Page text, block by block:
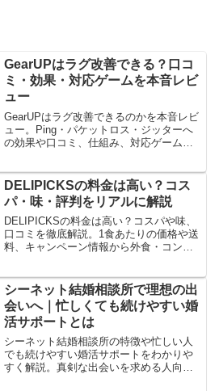
GearUPはラグ改善できる？口コ
ミ・効果・対応ゲームを本音レビ
ュー
GearUPはラグ改善できるのかを本音レビ
ュー。Ping・パケットロス・ジッターへ
の効果や口コミ、仕組み、対応ゲーム、
やすく紹介します。
DELIPICKSの料金は高い？コス
パ・味・評判をリアルに解説
DELIPICKSの料金は高い？コスパや味、
口コミを徹底解説。1食あたりの価格や送
料、キャンペーン情報から外食・コンビ
お得な活用方法もわかりやすく紹介しま
す。
シーネット結婚相談所で理想の出
会いへ｜忙しくても続けやすい婚
活サポートとは
シーネット結婚相談所の特徴や忙しい人
でも続けやすい婚活サポートをわかりや
すく解説。真剣な出会いを求める人向け